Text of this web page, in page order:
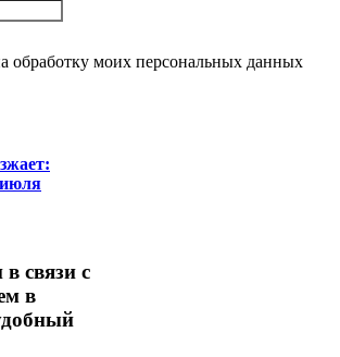
обработку моих персональных данных
в связи с
в